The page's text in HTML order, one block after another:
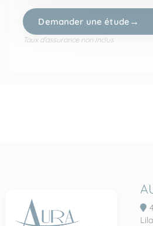
Demander une étude
Taux d'assurance non inclus